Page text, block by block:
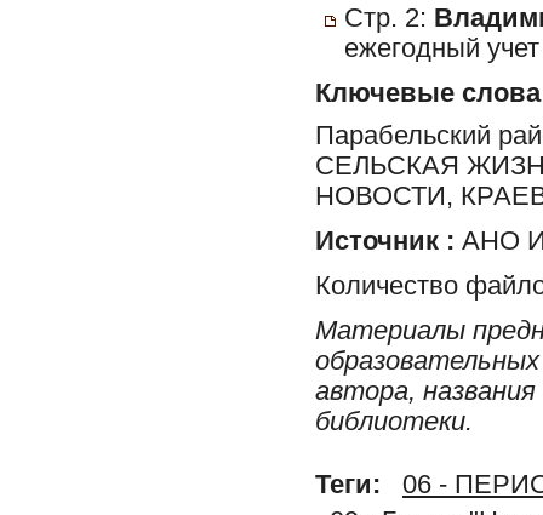
Стр. 2:
ежегодный
Ключевые слова
Парабельский
СЕЛЬСКАЯ
НОВОСТИ,
Источник : АНО
Количество
Материалы
автора,
библиотеки.
Теги:
06 -